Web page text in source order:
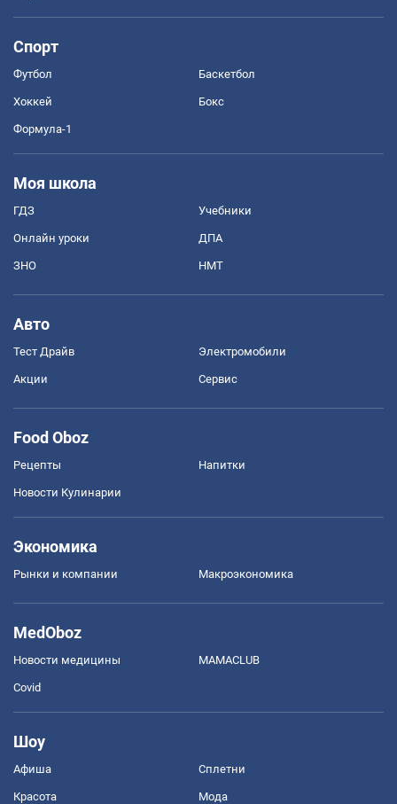
Спорт
Футбол Баскетбол
Хоккей Бокс
Формула-1
Моя школа
ГДЗ Учебники
Онлайн уроки ДПА
ЗНО НМТ
Авто
Тест Драйв Электромобили
Акции Сервис
Food Oboz
Рецепты Напитки
Новости Кулинарии
Экономика
Рынки и компании Mакроэкономика
MedOboz
Новости медицины MAMACLUB
Covid
Шоу
Афиша Сплетни
Красота Мода